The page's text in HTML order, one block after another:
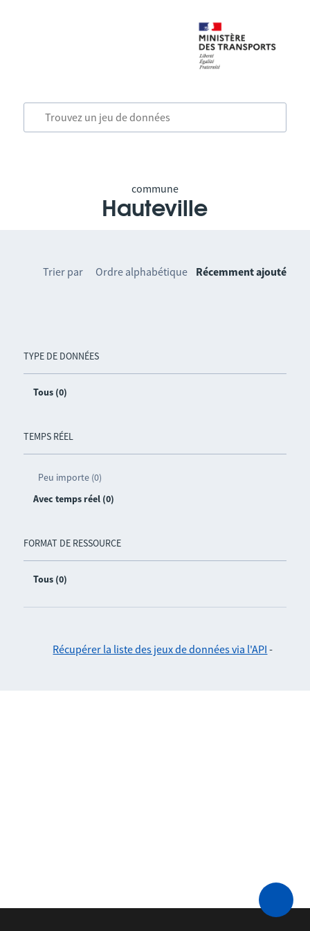
commune
Hauteville
TYPE DE DONNÉES
Tous (0)
TEMPS RÉEL
Peu importe (0)
Avec temps réel (0)
FORMAT DE RESSOURCE
Tous (0)
Trier par Ordre alphabétique Récemment ajouté
Récupérer la liste des jeux de données via l'API -